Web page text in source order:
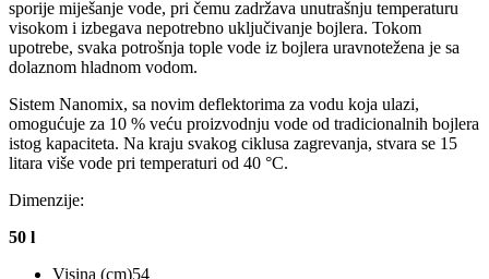
sporije miješanje vode, pri čemu zadržava unutrašnju temperaturu
visokom i izbegava nepotrebno uključivanje bojlera. Tokom
upotrebe, svaka potrošnja tople vode iz bojlera uravnotežena je sa
dolaznom hladnom vodom.
Sistem Nanomix, sa novim deflektorima za vodu koja ulazi,
omogućuje za 10 % veću proizvodnju vode od tradicionalnih bojlera
istog kapaciteta. Na kraju svakog ciklusa zagrevanja, stvara se 15
litara više vode pri temperaturi od 40 °C.
Dimenzije:
50 l
Visina (cm)54